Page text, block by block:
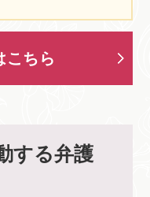
こちら
する弁護